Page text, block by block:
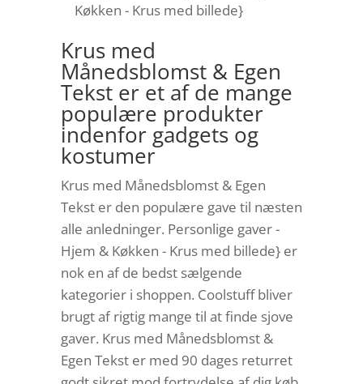
Køkken - Krus med billede}
Krus med
Månedsblomst & Egen
Tekst er et af de mange
populære produkter
indenfor gadgets og
kostumer
Krus med Månedsblomst & Egen
Tekst er den populære gave til næsten
alle anledninger. Personlige gaver -
Hjem & Køkken - Krus med billede} er
nok en af de bedst sælgende
kategorier i shoppen. Coolstuff bliver
brugt af rigtig mange til at finde sjove
gaver. Krus med Månedsblomst &
Egen Tekst er med 90 dages returret